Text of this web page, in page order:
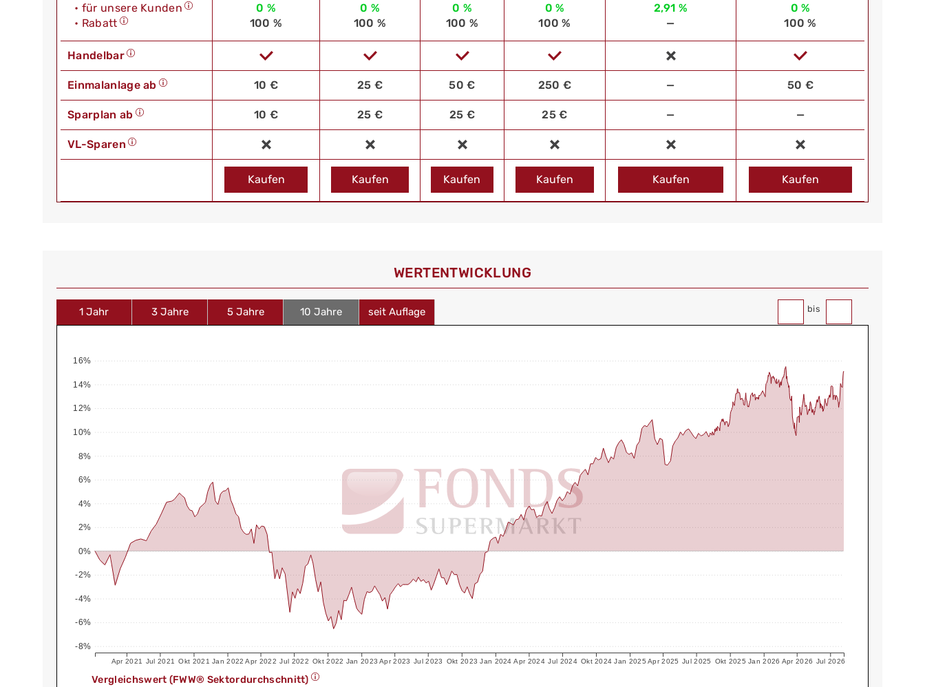
• für unsere Kunden
0 % 0 % 0 % 0 % 2,91 %
0 %
• Rabatt
100 % 100 % 100 % 100 % — 100 %
Handelbar
Einmalanlage ab 10 € 25 € 50 € 250 € — 50 €
Sparplan ab 10 € 25 € 25 € 25 € — —
VL-Sparen
Kaufen Kaufen Kaufen Kaufen Kaufen Kaufen
WERT­ENTWICKLUNG
1 Jahr 3 Jahre 5 Jahre 10 Jahre seit Auflage bis
Apr 2021 Jul 2021 Okt 2021 Jan 2022 Apr 2022 Jul 2022 Okt 2022 Jan 2023 Apr 2023 Jul 2023 Okt 2023 Jan 2024 Apr 2024 Jul 2024 Okt 2024 Jan 2025 Apr 2025 Jul 2025 Okt 2025 Jan 2026 Apr 2026 Jul 2026
-8%
-6%
-4%
-2%
0%
2%
4%
6%
8%
10%
12%
14%
16%
Vergleichswert (FWW® Sektordurchschnitt)